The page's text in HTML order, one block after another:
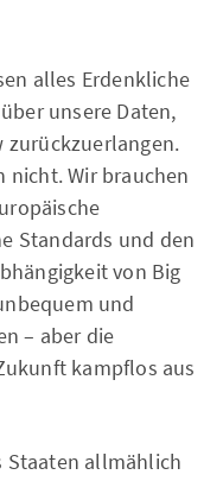
alles Erdenkliche
unsere Daten,
zurückzuerlangen.
nicht. Wir brauchen
Standards und den
von Big
und
– aber die
kampflos aus
Staaten allmählich